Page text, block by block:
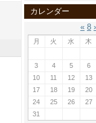
カレンダー
« 8
月 火 水 木
3
4 5 6
10
11 12 13
17
18 19 20
24
25 26 27
31